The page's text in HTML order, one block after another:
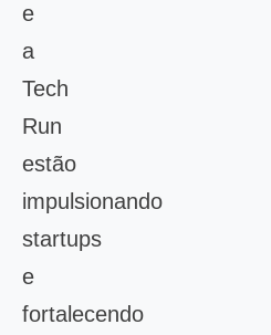
e
a
Tech
Run
estão
impulsionando
startups
e
fortalecendo